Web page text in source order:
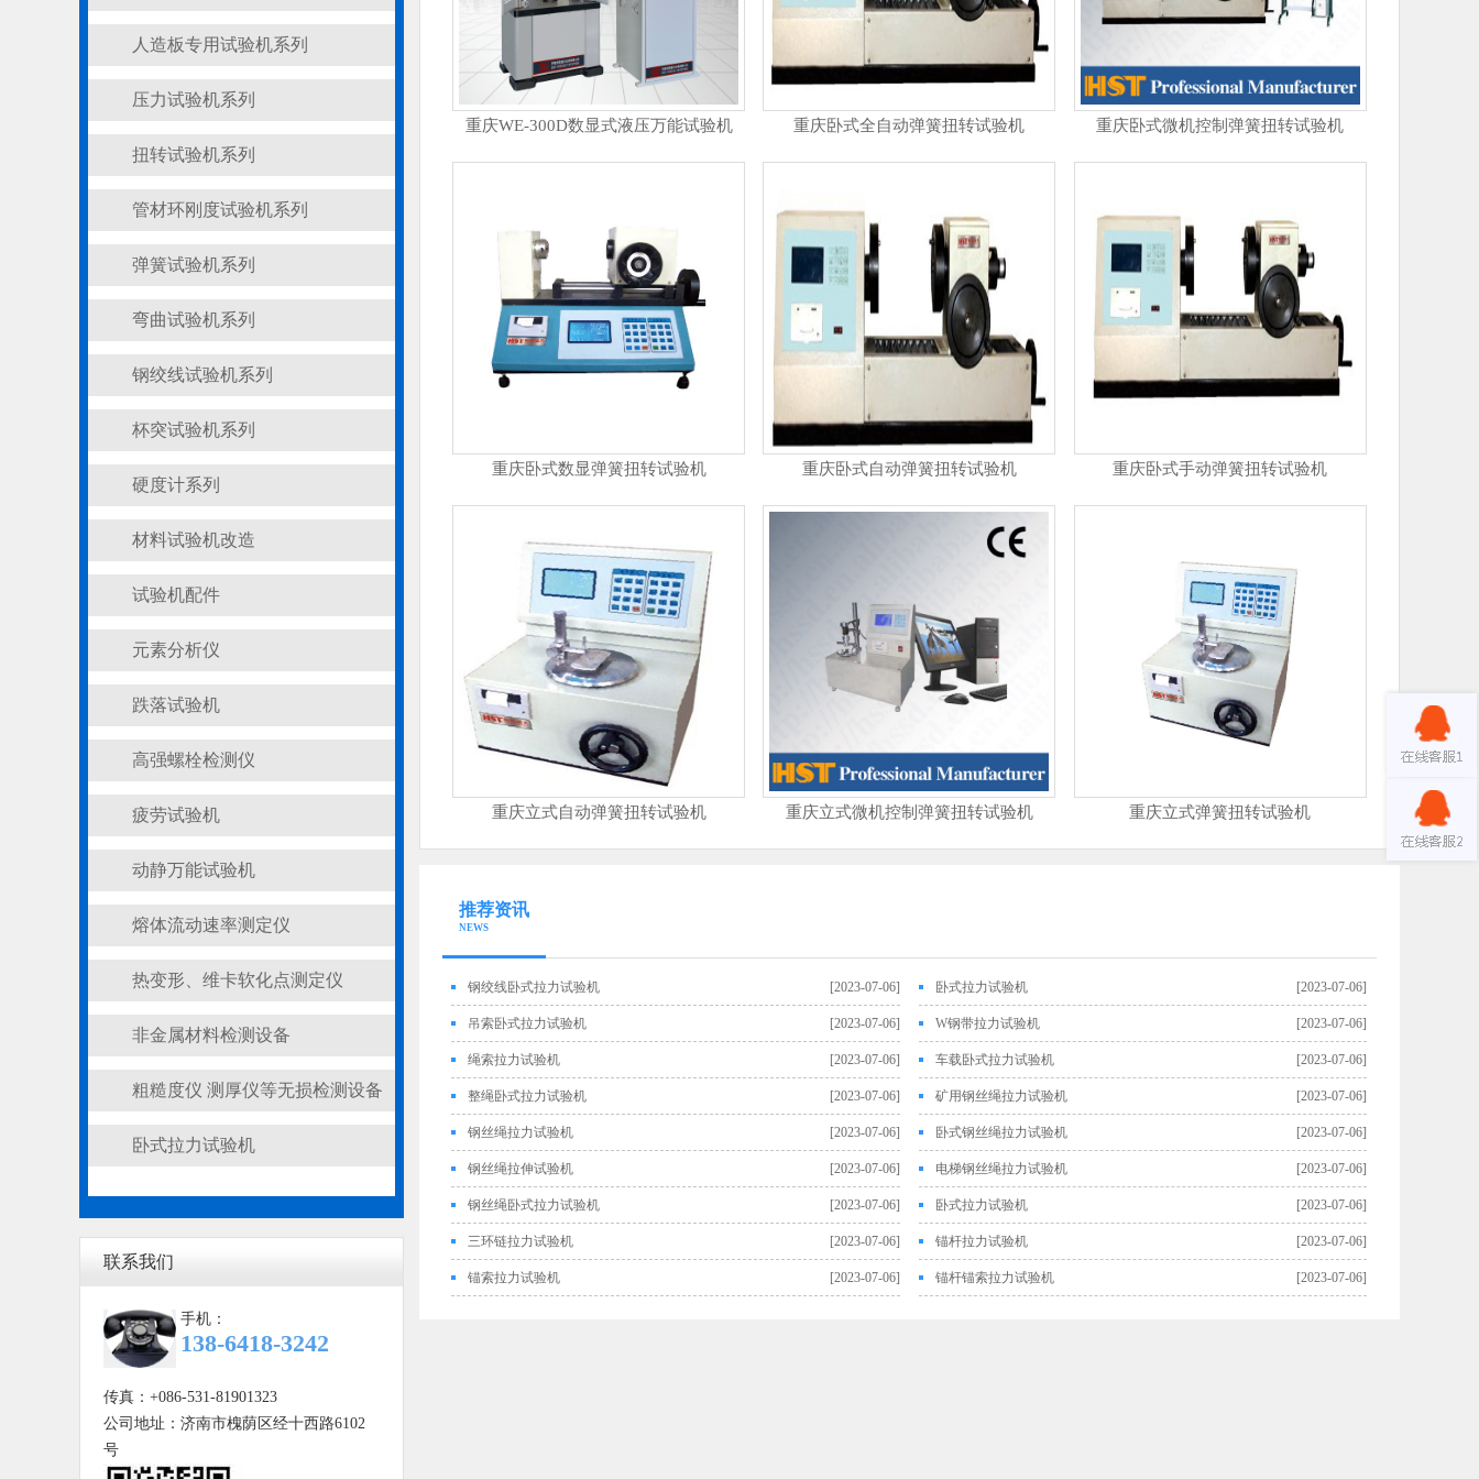
人造板专用试验机系列
压力试验机系列
扭转试验机系列
管材环刚度试验机系列
弹簧试验机系列
弯曲试验机系列
钢绞线试验机系列
杯突试验机系列
硬度计系列
材料试验机改造
试验机配件
元素分析仪
跌落试验机
高强螺栓检测仪
疲劳试验机
动静万能试验机
熔体流动速率测定仪
热变形、维卡软化点测定仪
非金属材料检测设备
粗糙度仪 测厚仪等无损检测设备
卧式拉力试验机
联系我们
手机：
138-6418-3242
传真：+086-531-81901323
公司地址：济南市槐荫区经十西路6102
号
重庆WE-300D数显式液压万能试验机 重庆卧式全自动弹簧扭转试验机 重庆卧式微机控制弹簧扭转试验机
重庆卧式数显弹簧扭转试验机 重庆卧式自动弹簧扭转试验机 重庆卧式手动弹簧扭转试验机
重庆立式自动弹簧扭转试验机 重庆立式微机控制弹簧扭转试验机 重庆立式弹簧扭转试验机
推荐资讯
NEWS
[2023-07-06]
钢绞线卧式拉力试验机 [2023-07-06]
卧式拉力试验机
[2023-07-06]
吊索卧式拉力试验机 [2023-07-06]
W钢带拉力试验机
[2023-07-06]
绳索拉力试验机 [2023-07-06]
车载卧式拉力试验机
[2023-07-06]
整绳卧式拉力试验机 [2023-07-06]
矿用钢丝绳拉力试验机
[2023-07-06]
钢丝绳拉力试验机 [2023-07-06]
卧式钢丝绳拉力试验机
[2023-07-06]
钢丝绳拉伸试验机 [2023-07-06]
电梯钢丝绳拉力试验机
[2023-07-06]
钢丝绳卧式拉力试验机 [2023-07-06]
卧式拉力试验机
[2023-07-06]
三环链拉力试验机 [2023-07-06]
锚杆拉力试验机
[2023-07-06]
锚索拉力试验机 [2023-07-06]
锚杆锚索拉力试验机